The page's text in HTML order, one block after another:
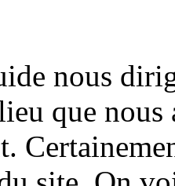
nous
que